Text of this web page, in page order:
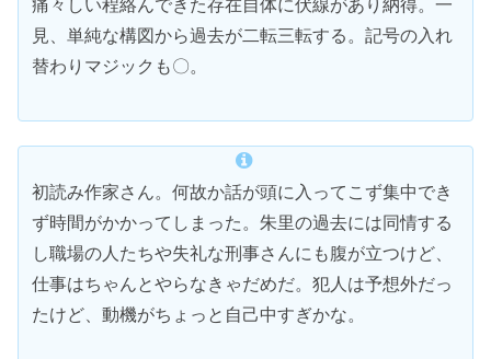
痛々しい程絡んできた存在自体に伏線があり納得。一
見、単純な構図から過去が二転三転する。記号の入れ
替わりマジックも〇。
初読み作家さん。何故か話が頭に入ってこず集中でき
ず時間がかかってしまった。朱里の過去には同情する
し職場の人たちや失礼な刑事さんにも腹が立つけど、
仕事はちゃんとやらなきゃだめだ。犯人は予想外だっ
たけど、動機がちょっと自己中すぎかな。